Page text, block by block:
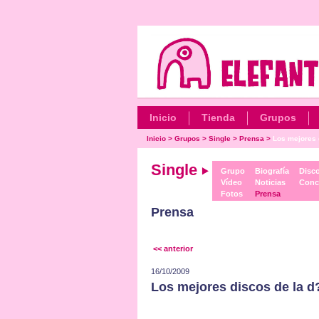
Inicio Tienda Grupos
Inicio> Grupos > Single> Prensa > Los mejores
Single
Grupo
Vídeo
Fotos
Biografía
Noticias
Prensa
Prensa
<< anterior
16/10/2009
Los mejores discos de la